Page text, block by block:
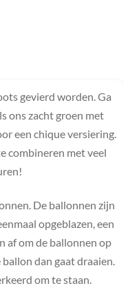
gevierd worden. Ga
ons zacht groen met
een chique versiering.
combineren met veel
De ballonnen zijn
opgeblazen, een
af om de ballonnen op
dan gaat draaien.
om te staan.